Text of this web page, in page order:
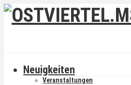
Neuigkeiten
Veranstaltungen